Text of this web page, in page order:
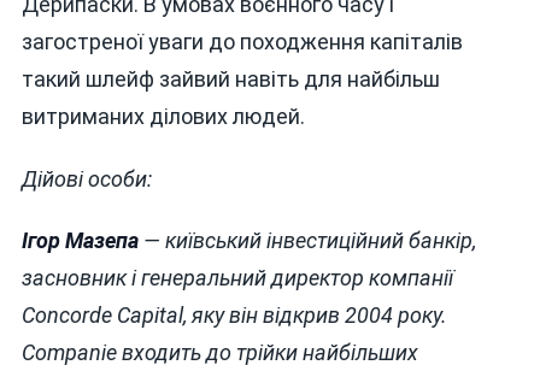
загостреної уваги до походження капіталів
такий шлейф зайвий навіть для найбільш
витриманих ділових людей.
Дійові особи:
Ігор Мазепа— київський інвестиційний банкір,
засновник і генеральний директор компанії
Concorde Capital, яку він відкрив 2004 року.
Companie входить до трійки найбільших